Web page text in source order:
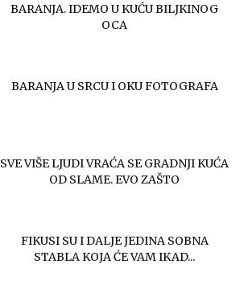
BARANJA. IDEMO U KUĆU BILJKINOG
OCA
BARANJA U SRCU I OKU FOTOGRAFA
SVE VIŠE LJUDI VRAĆA SE GRADNJI KUĆA
OD SLAME. EVO ZAŠTO
FIKUSI SU I DALJE JEDINA SOBNA
STABLA KOJA ĆE VAM IKAD...